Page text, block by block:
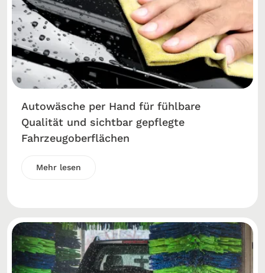
Autowäsche per Hand für fühlbare
Qualität und sichtbar gepflegte
Fahrzeugoberflächen
Mehr lesen